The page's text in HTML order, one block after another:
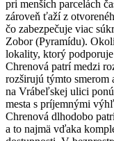
pri menších parcelách
zároveň ťaží z
čo zabezpečuje viac
Zobor (Pyramídu).
lokality, ktorý
Chrenová patrí medzi
rozširujú týmto smerom
na Vrábeľskej ulici
mesta s príjemnými
Chrenová dlhodobo
a to najmä vďaka